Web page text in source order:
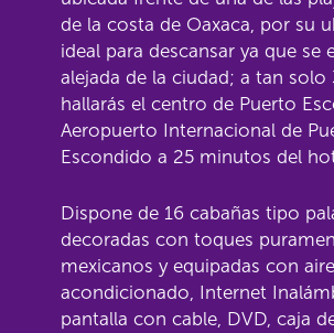
de la costa de Oaxaca, por su
ideal para descansar ya que se
alejada de la ciudad; a tan
hallarás el centro de Puerto
Aeropuerto Internacional de
Escondido a 25 minutos del
Dispone de 16 cabañas tipo
decoradas con toques
mexicanos y equipadas con aire
acondicionado, Internet
pantalla con cable, DVD, caja